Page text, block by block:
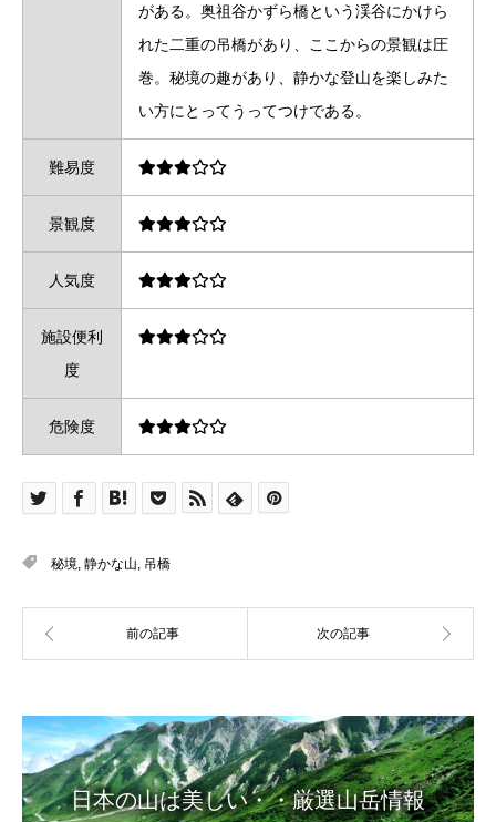
がある。奥祖谷かずら橋という渓谷にかけら
れた二重の吊橋があり、ここからの景観は圧
巻。秘境の趣があり、静かな登山を楽しみた
い方にとってうってつけである。
難易度
景観度
人気度
施設便利
度
危険度
秘境, 静かな山, 吊橋
日本の山は美しい・・厳選山岳情報